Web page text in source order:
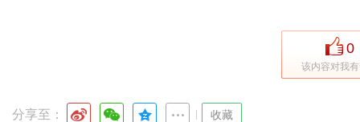
0
该内容对我
分享至： 收藏